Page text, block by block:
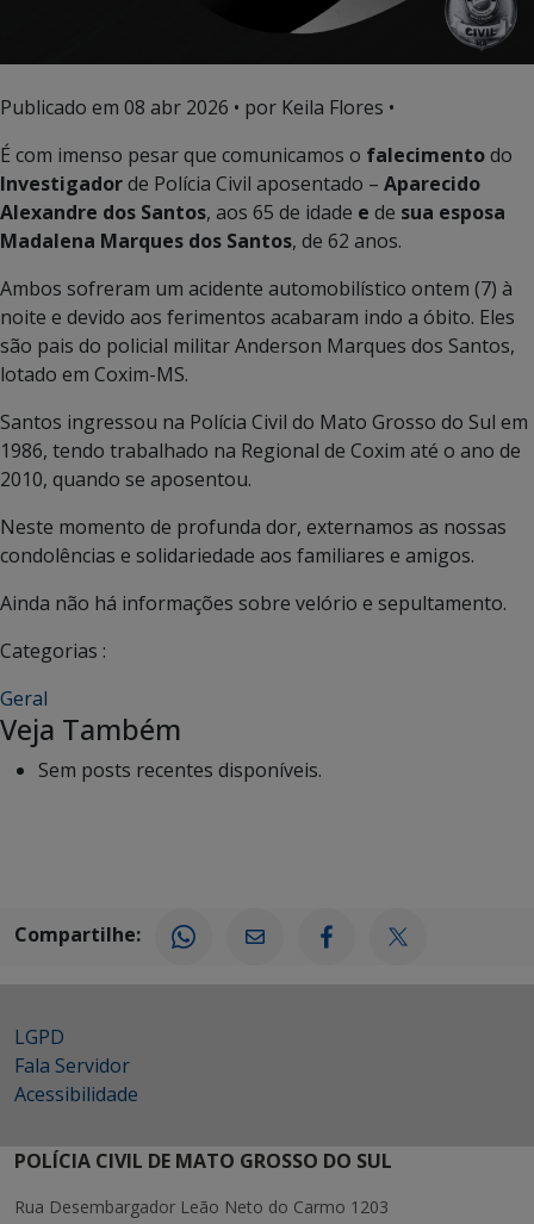
Publicado em 08 abr 2026 • por Keila Flores •
É com imenso pesar que comunicamos o falecimentodo
Investigadorde Polícia Civil aposentado – Aparecido
Alexandre dos Santos, aos 65 de idade e de sua esposa
Madalena Marques dos Santos, de 62 anos.
Ambos sofreram um acidente automobilístico ontem (7) à
noite e devido aos ferimentos acabaram indo a óbito. Eles
são pais do policial militar Anderson Marques dos Santos,
lotado em Coxim-MS.
Santos ingressou na Polícia Civil do Mato Grosso do Sul em
1986, tendo trabalhado na Regional de Coxim até o ano de
2010, quando se aposentou.
Neste momento de profunda dor, externamos as nossas
condolências e solidariedade aos familiares e amigos.
Ainda não há informações sobre velório e sepultamento.
Categorias :
Geral
Veja Também
Sem posts recentes disponíveis.
Compartilhe:
LGPD
Fala Servidor
Acessibilidade
POLÍCIA CIVIL DE MATO GROSSO DO SUL
Rua Desembargador Leão Neto do Carmo 1203